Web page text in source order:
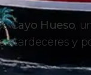
Cayo Hueso,
atardeceres y